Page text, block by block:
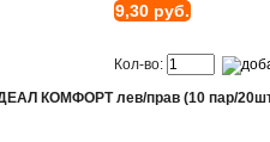
9,30 руб.
Кол-во:
КОМФОРТ лев/прав (10 пар/